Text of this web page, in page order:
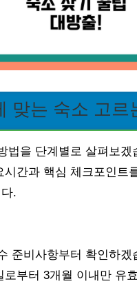
맞는 숙소 고르
법을 단계별로 살펴보겠
시간과 핵심 체크포인트
.
준비사항부터 확인하겠
로부터 3개월 이내만 유